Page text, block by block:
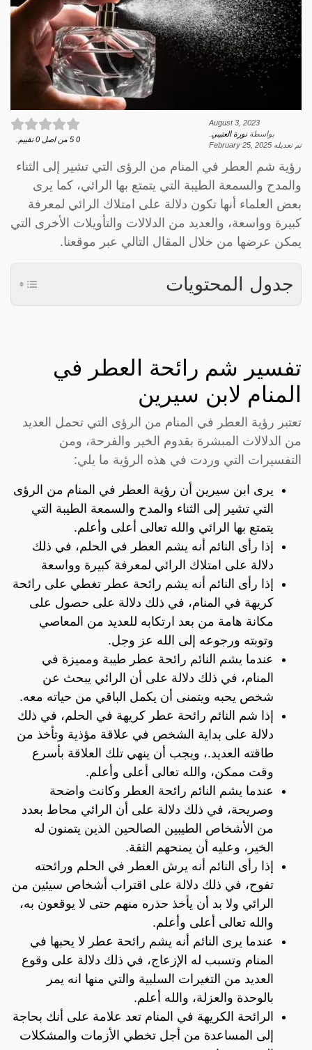
August 3, 2023
بواسطةنورة العتيبي
تم تعديله February 25, 2025
0
5 من اصل 0 تقييم.
رؤية شم العطر في المنام من الرؤى التي تشير إلى الثناء
والمدح والسمعة الطيبة التي يتمتع بها الرائي، كما يرى
بعض العلماء أنها تكون دلالة على امتلاك الرائي لمعرفة
كبيرة وواسعة، والعديد من الدلالات والتأويلات الأخرى التي
يمكن عرضها من خلال المقال التالي عبر موقعنا.
جدول المحتويات
تفسير شم رائحة العطر في
المنام لابن سيرين
تعتبر رؤية العطر في المنام من الرؤى التي تحمل العديد
من الدلالات المبشرة بقدوم الخير والفرحة، ومن
التفسيرات التي وردت في هذه الرؤية ما يلي:
يرى ابن سيرين أن رؤية العطر في المنام من الرؤى
التي تشير إلى الثناء والمدح والسمعة الطيبة التي
يتمتع بها الرائي والله تعالى أعلى وأعلم.
إذا رأى النائم أنه يشم العطر في الحلم، في ذلك
دلالة على امتلاك الرائي لمعرفة كبيرة وواسعة
إذا رأى النائم أنه يشم رائحة عطر تغطي على رائحة
كريهة في المنام، في ذلك دلالة على حصول على
مكانة هامة من بعد ارتكابه للعديد من المعاصي
وتوبته ورجوعه إلى الله عز وجل.
عندما يشم النائم رائحة عطر طيبة ومميزة في
المنام، في ذلك دلالة على أن الرائي يبحث عن
شخص يحبه ويتمنى أن يكمل الباقي من حياته معه.
إذا شم النائم رائحة عطر كريهة في الحلم، في ذلك
دلالة على بداية الشخص في علاقة مؤذية وتأخذ من
طاقته العديد.، ويجب أن ينهي تلك العلاقة بأسرع
وقت ممكن، والله تعالى أعلى وأعلم.
عندما يشم النائم رائحة العطر وكانت واضحة
وصريحة، في ذلك دلالة على أن الرائي محاط بعدد
من الأشخاص الطيبين الصالحين الذين يتمنون له
الخير، وعليه أن يمنحهم الثقة.
إذا رأى النائم أنه يرش العطر في الحلم ورائحته
تفوح، في ذلك دلالة على اقتراب أشخاص سيئين من
الرائي ولا بد أن يأخذ حذره منهم حتى لا يوقعون به،
والله تعالى أعلى وأعلم.
عندما يرى النائم أنه يشم رائحة عطر لا يحبها في
المنام وتسبب له الإزعاج، في ذلك دلالة على وقوع
العديد من التغيرات السلبية والتي منها انه يمر
بالوحدة والعزلة، والله أعلم.
الرائحة الكريهة في المنام تعد علامة على أنك بحاجة
إلى المساعدة من أجل تخطي الأزمات والمشكلات